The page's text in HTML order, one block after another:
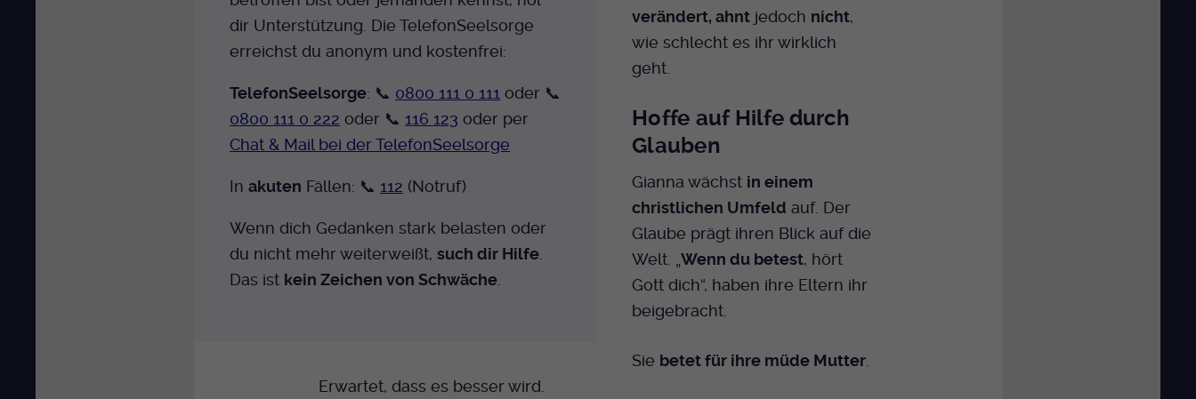
dir Unterstützung. Die TelefonSeelsorge
erreichst du anonym und kostenfrei:
TelefonSeelsorge: 📞 0800 111 0 111 oder 📞
0800 111 0 222 oder 📞 116 123 oder per
Chat & Mail bei der TelefonSeelsorge
In akuten Fällen: 📞 112 (Notruf)
Wenn dich Gedanken stark belasten oder
du nicht mehr weiterweißt, such dir Hilfe.
Das ist kein Zeichen von Schwäche.
verändert, ahnt jedoch nicht,
wie schlecht es ihr wirklich
geht.
Hoffe auf Hilfe durch
Glauben
Gianna wächst in einem
christlichen Umfeld auf. Der
Glaube prägt ihren Blick auf die
Welt. „Wenn du betest, hört
Gott dich“, haben ihre Eltern ihr
beigebracht.
Sie betet für ihre müde Mutter
Erwartet, dass es besser wird.